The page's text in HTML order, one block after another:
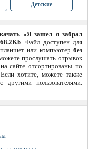
Детские
«Я зашел я забрал
. Файл доступен для
или компьютер без
прослушать отрывок
сайте отсортированы по
хотите, можете также
пользователями.